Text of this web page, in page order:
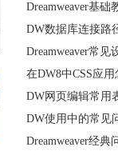
Dreamweaver基
DW数据库连接路
Dreamweaver常见
在DW8中CSS应
DW网页编辑常用
DW使用中的常见
Dreamweaver经典